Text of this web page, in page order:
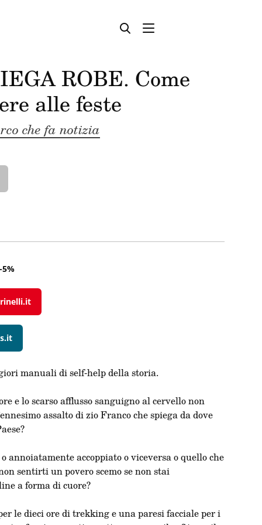
ROBE. Come
alle feste
che fa notizia
-5%
manuali di self-help della storia.
e lo scarso afflusso sanguigno al cervello non
assalto di zio Franco che spiega da dove
annoiatamente accoppiato o viceversa o quello che
sentirti un povero scemo se non stai
a forma di cuore?
le dieci ore di trekking e una paresi facciale per i